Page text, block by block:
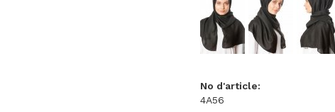
No d'article:
4A56